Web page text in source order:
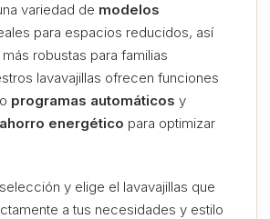
variedad de modelos
para espacios reducidos, así
robustas para familias
lavavajillas ofrecen funciones
programas automáticos y
energético para optimizar
y elige el lavavajillas que
a tus necesidades y estilo